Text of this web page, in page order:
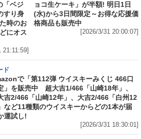
「ベジ
すり身
時のお
にオス
21:11:59]
ョコ生ケーキ」が半額! 明日1日
(水)から3日間限定～お得な応援価
格商品も販売中
[2026/3/31 20:00:07]
ド
で「第112弾 ウイスキーみくじ 466口
」を販売中 超大吉1/466「山崎18年」、
吉2/466「山崎12年」、大吉2/466「白州12
など11種類のウイスキーからどの1本が届
運試し!
[2026/3/31 18:30:01]